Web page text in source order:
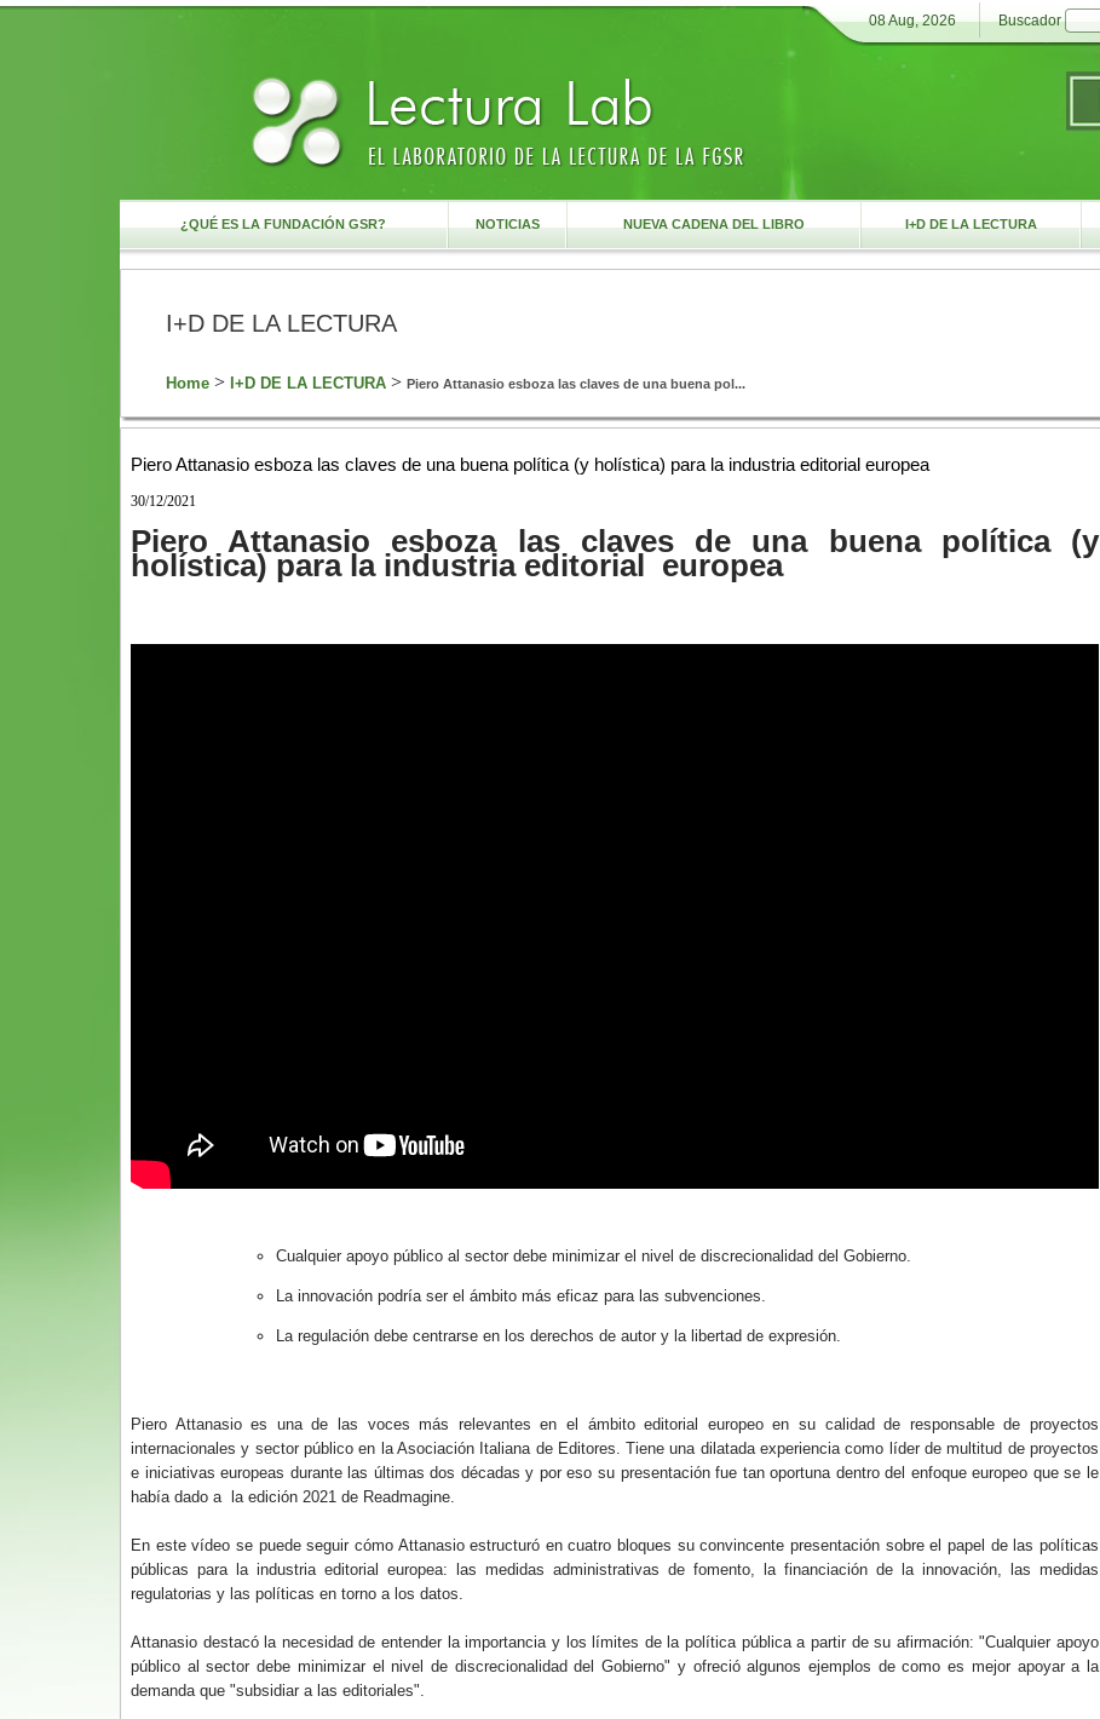
08 Aug, 2026 Buscador
¿QUÉ ES LA FUNDACIÓN GSR? NOTICIAS NUEVA CADENA DEL LIBRO I+D DE LA LECTURA
I+D DE LA LECTURA
Home > I+D DE LA LECTURA > Piero Attanasio esboza las claves de una buena pol...
Piero Attanasio esboza las claves de una buena política (y holística) para la industria editorial europea
30/12/2021
Piero Attanasio esboza las claves de una buena política (y
holística) para la industria editorial europea
Cualquier apoyo público al sector debe minimizar el nivel de discrecionalidad del Gobierno.
La innovación podría ser el ámbito más eficaz para las subvenciones.
La regulación debe centrarse en los derechos de autor y la libertad de expresión.
Piero Attanasio es una de las voces más relevantes en el ámbito editorial europeo en su calidad de responsable de proyectos
internacionales y sector público en la Asociación Italiana de Editores. Tiene una dilatada experiencia como líder de multitud de proyectos
e iniciativas europeas durante las últimas dos décadas y por eso su presentación fue tan oportuna dentro del enfoque europeo que se le
había dado a la edición 2021 de Readmagine.
En este vídeo se puede seguir cómo Attanasio estructuró en cuatro bloques su convincente presentación sobre el papel de las políticas
públicas para la industria editorial europea: las medidas administrativas de fomento, la financiación de la innovación, las medidas
regulatorias y las políticas en torno a los datos.
Attanasio destacó la necesidad de entender la importancia y los límites de la política pública a partir de su afirmación: "Cualquier apoyo
público al sector debe minimizar el nivel de discrecionalidad del Gobierno" y ofreció algunos ejemplos de como es mejor apoyar a la
demanda que "subsidiar a las editoriales".